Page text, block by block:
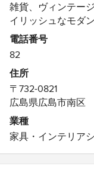
雑貨、ヴィンテー
イリッシュなモダ
ロデザイン、北欧
取り入れたインテ
家で過ごす時間が
ンの魅力をお伝え
電話番号
82
住所
〒732-0821
広島県広島市南区
業種
家具・インテリア